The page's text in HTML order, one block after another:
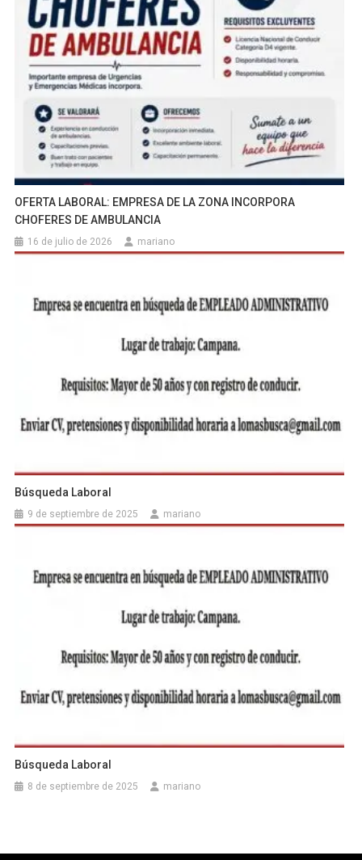
OFERTA LABORAL: EMPRESA DE LA ZONA INCORPORA
CHOFERES DE AMBULANCIA
16 de julio de 2026 mariano
Búsqueda Laboral
9 de septiembre de 2025 mariano
Búsqueda Laboral
8 de septiembre de 2025 mariano